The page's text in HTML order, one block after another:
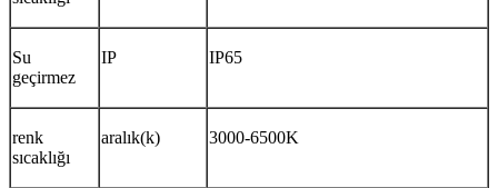
Su
geçirmez
IP IP65
renk
sıcaklığı
aralık(k) 3000-6500K